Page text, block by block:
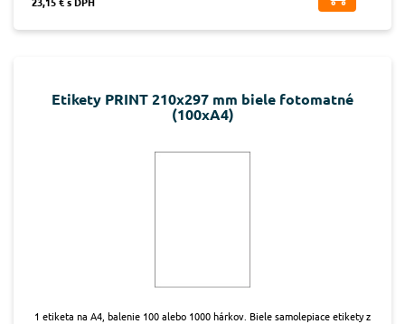
Etikety PRINT 210x297 mm biele fotomatné
(100xA4)
1 etiketa na A4, balenie 100 alebo 1000 hárkov. Biele samolepiace etikety z